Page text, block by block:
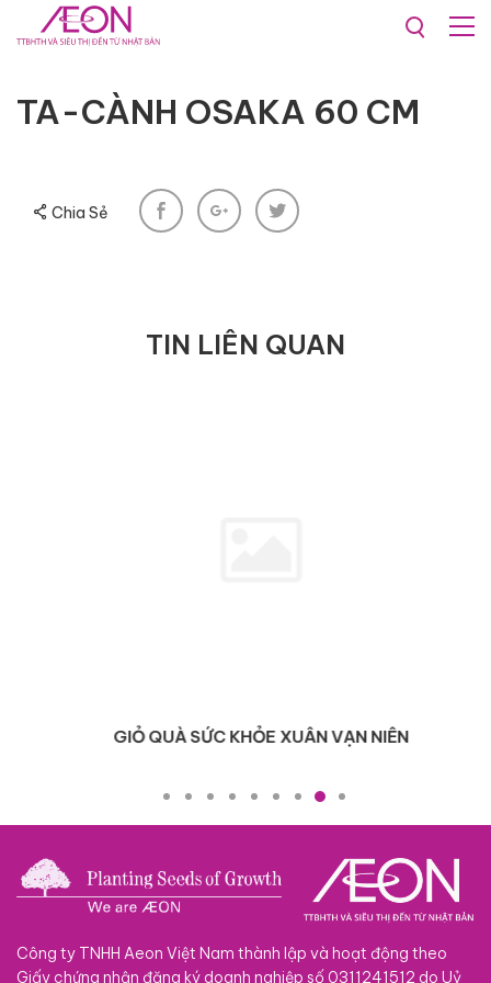
TA-CÀNH OSAKA 60 CM
TA-CÀNH OSAKA 60 CM
Chia Sẻ
TIN LIÊN QUAN
GIỎ QUÀ SỨC KHỎE XUÂN VẠN NIÊN
Công ty TNHH Aeon Việt Nam thành lập và hoạt động theo
Giấy chứng nhận đăng ký doanh nghiệp số 0311241512 do Uỷ